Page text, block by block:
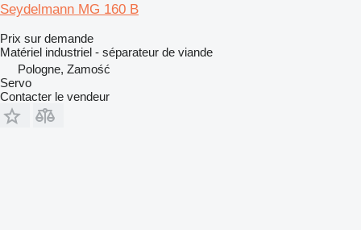
Seydelmann MG 160 B
Prix sur demande
Matériel industriel - séparateur de viande
Pologne, Zamość
Servo
Contacter le vendeur